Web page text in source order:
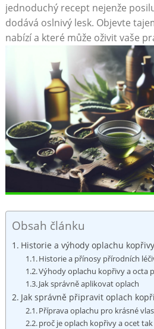
jednoduchý recept nejenže
dodává oslnivý lesk. Objevte
nabízí a‍ které ⁤může⁣ oživit vaše‌
Obsah článku
Historie a‍ výhody oplachu​
Historie ⁢a přínosy přírodních
Výhody​ oplachu kopřivy ⁣a ⁢octa
Jak správně aplikovat⁤ oplach
Jak správně připravit⁣ oplach
Příprava oplachu ‌pro krásné
proč ‌je oplach kopřivy ⁤a⁤ ocet